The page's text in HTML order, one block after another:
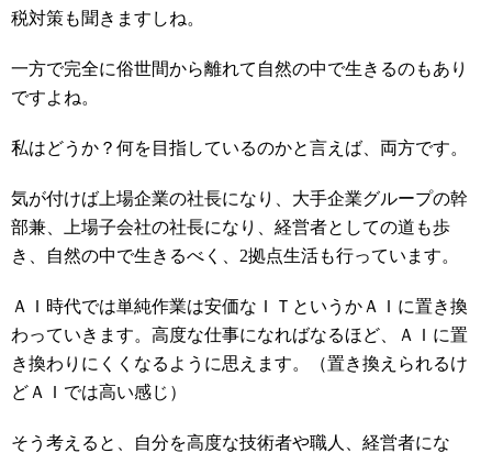
税対策も聞きますしね。
一方で完全に俗世間から離れて自然の中で生きるのもあり
ですよね。
私はどうか？何を目指しているのかと言えば、両方です。
気が付けば上場企業の社長になり、大手企業グループの幹
部兼、上場子会社の社長になり、経営者としての道も歩
き、自然の中で生きるべく、2拠点生活も行っています。
ＡＩ時代では単純作業は安価なＩＴというかＡＩに置き換
わっていきます。高度な仕事になればなるほど、ＡＩに置
き換わりにくくなるように思えます。（置き換えられるけ
どＡＩでは高い感じ）
そう考えると、自分を高度な技術者や職人、経営者にな